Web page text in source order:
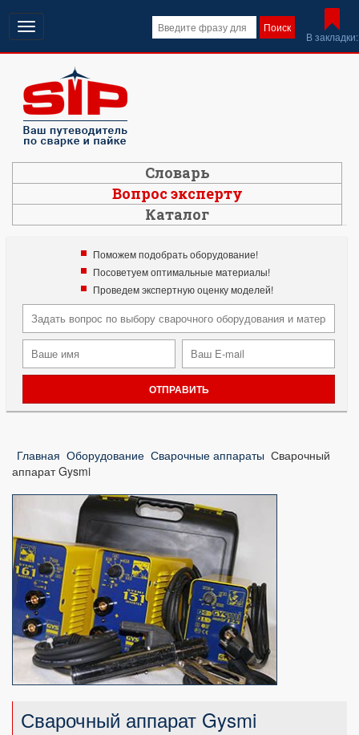
Поиск
В закладки:
Открыть
навигацию
Словарь
Вопрос эксперту
Каталог
Поможем подобрать оборудование!
Посоветуем оптимальные материалы!
Проведем экспертную оценку моделей!
Главная Оборудование Сварочные аппараты Сварочный
аппарат Gysmi
Сварочный аппарат Gysmi